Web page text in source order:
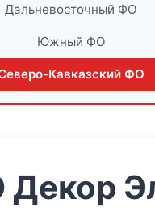
Дальневосточный ФО
Южный ФО
Кавказский ФО